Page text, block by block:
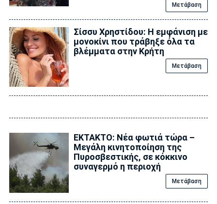
Μετάβαση
Σίσσυ Χρηστίδου: Η εμφάνιση με
μονοκίνι που τράβηξε όλα τα
βλέμματα στην Κρήτη
Μετάβαση
ΕΚΤΑΚΤΟ: Νέα φωτιά τώρα –
Μεγάλη κινητοποίηση της
Πυροσβεστικής, σε κόκκινο
συναγερμό η περιοχή
Μετάβαση